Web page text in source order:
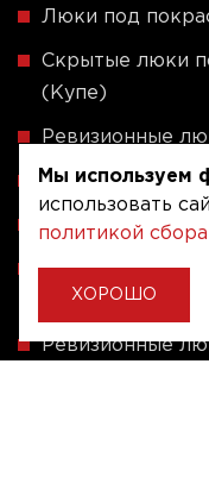
Люки под
Скрытые люки
(Купе)
Ревизионные
Напольные
Рассчитать люк
Алюминиевые
(присоска)
Ревизионные
Мы используем
использовать
политикой
ХОРОШО